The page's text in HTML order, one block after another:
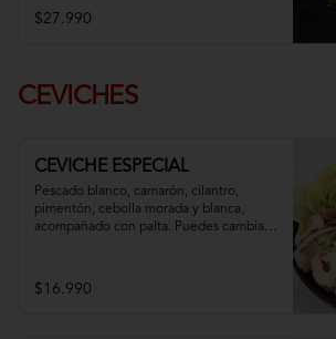
$27.990
CEVICHES
CEVICHE ESPECIAL
Pescado blanco, camarón, cilantro,
pimentón, cebolla morada y blanca,
acompañado con palta. Puedes cambiar
$16.990